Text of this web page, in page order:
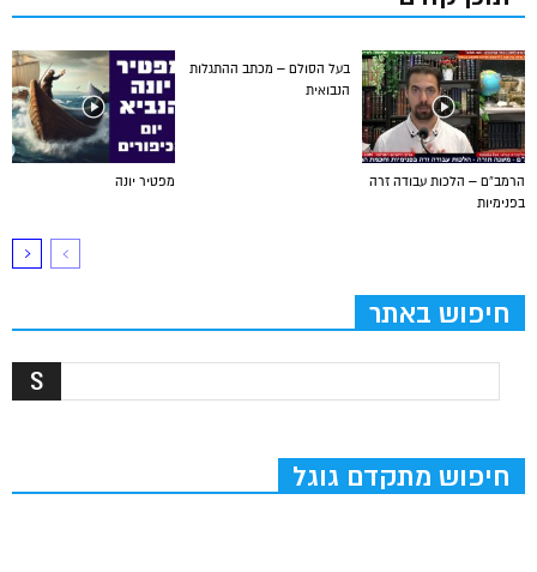
מפטיר יונה
בעל הסולם – מכתב ההתגלות
הנבואית
הרמב”ם – הלכות עבודה זרה
בפנימיות
חיפוש באתר
חיפוש מתקדם גוגל